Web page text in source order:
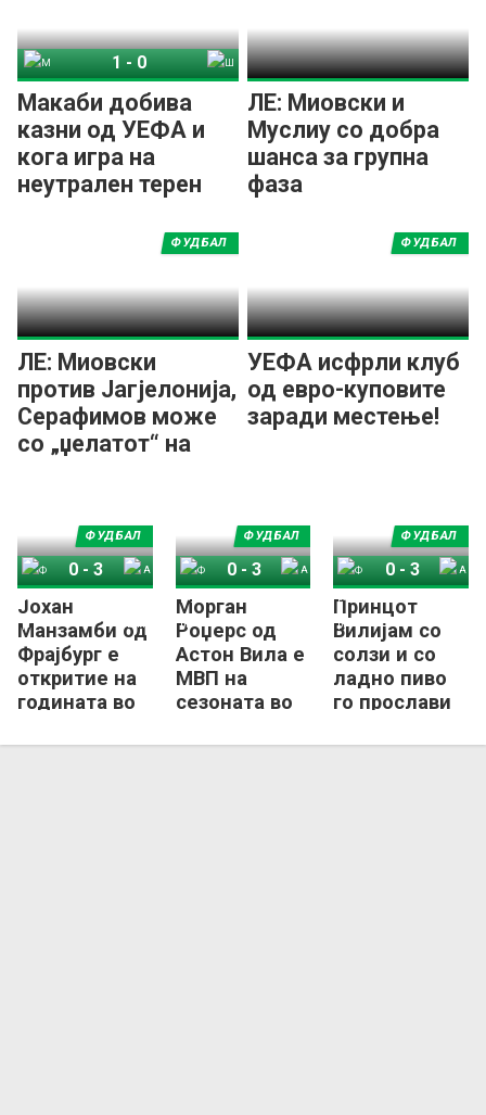
Макаби добива
казни од УЕФА и
кога игра на
неутрален терен
1 - 0
ЛЕ: Миовски и
Муслиу со добра
шанса за групна
фаза
ЛЕ: Миовски
против Јагјелонија,
Серафимов може
со „џелатот“ на
ФУДБАЛ
УЕФА исфрли клуб
од евро-куповите
заради местење!
ФУДБАЛ
Јохан
Манзамби од
Фрајбург е
откритие на
годината во
ФУДБАЛ
Фрајбург
0 -3
Морган
Роџерс од
Астон Вила е
МВП на
сезоната во
ФУДБАЛ
Фрајбург
0- 3
Принцот
Вилијам со
солзи и со
ладно пиво
го прослави
Астон Вила
ФУДБАЛ
Фрајбург
0- 3